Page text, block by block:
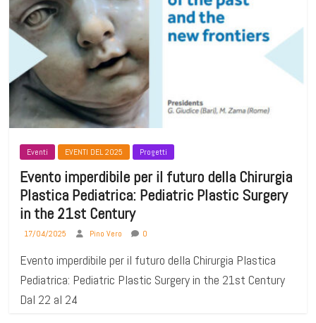
Eventi EVENTI DEL 2025 Progetti
Evento imperdibile per il futuro della Chirurgia
Plastica Pediatrica: Pediatric Plastic Surgery
in the 21st Century
17/04/2025 Pino Vero 0
Evento imperdibile per il futuro della Chirurgia Plastica
Pediatrica: Pediatric Plastic Surgery in the 21st Century
Dal 22 al 24